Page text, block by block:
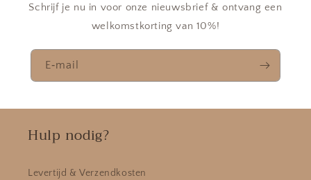
Schrijf je nu in voor onze nieuwsbrief & ontvang een
welkomstkorting van 10%!
E‑mail
Hulp nodig?
Levertijd & Verzendkosten